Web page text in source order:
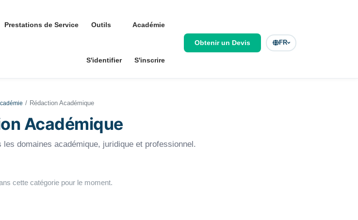
Prestations de Service Outils Académie
S'identifier S'inscrire
Obtenir un Devis FR
Rédaction Académique
Académique
domaines académique, juridique et professionnel.
cette catégorie pour le moment.